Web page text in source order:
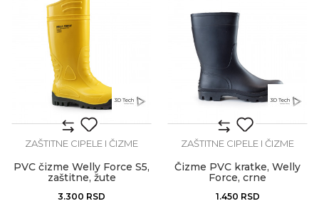
ZAŠTITNE CIPELE I ČIZME
PVC čizme Welly Force S5,
zaštitne, žute
3.300 RSD
ZAŠTITNE CIPELE I ČIZME
Čizme PVC kratke, Welly
Force, crne
1.450 RSD